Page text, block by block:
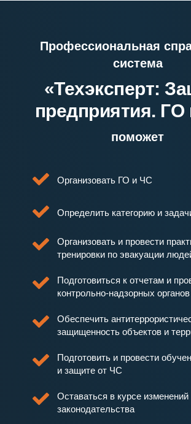
Профессиональная
система
«Техэксперт:
предприятия.
поможет
Организовать ГО и ЧС
Определить категорию и
Организовать и провести
тренировки по эвакуации
Подготовиться к отчетам и
контрольно-надзорных органов
Обеспечить
защищенность объектов и
Подготовить и провести
и защите от ЧС
Оставаться в курсе изменений
законодательства